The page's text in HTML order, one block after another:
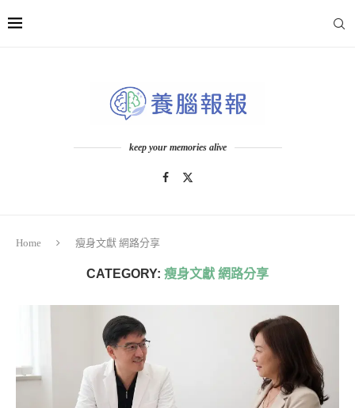
keep your memories alive
Home 瘦身文獻 網路分享
CATEGORY: 瘦身文獻 網路分享